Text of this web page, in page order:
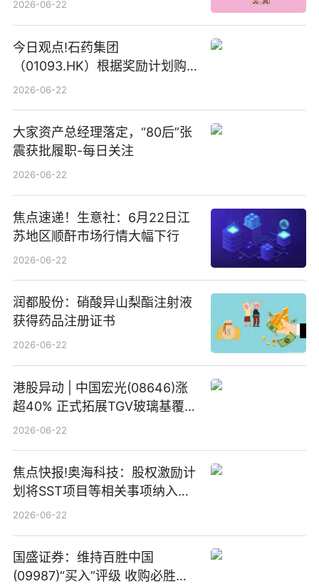
2026-06-22
今日观点!石药集团
（01093.HK）根据奖励计划购
回580万股
2026-06-22
大家资产总经理落定，“80后”张
震获批履职-每日关注
2026-06-22
焦点速递！生意社：6月22日江
苏地区顺酐市场行情大幅下行
2026-06-22
润都股份：硝酸异山梨酯注射液
获得药品注册证书
2026-06-22
港股异动 | 中国宏光(08646)涨
超40% 正式拓展TGV玻璃基覆铜
板新材料业务
2026-06-22
焦点快报!奥海科技：股权激励计
划将SST项目等相关事项纳入专
项业务发展考核指标
2026-06-22
国盛证券：维持百胜中国
(09987)“买入”评级 收购必胜客